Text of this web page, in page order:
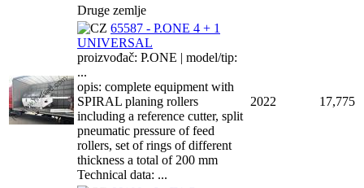
Druge zemlje
65587 - P.ONE 4 + 1
UNIVERSAL
proizvođač: P.ONE | model/tip:
...
opis: complete equipment with
SPIRAL planing rollers
including a reference cutter, split
pneumatic pressure of feed
rollers, set of rings of different
thickness a total of 200 mm
Technical data: ...
2022 17,775